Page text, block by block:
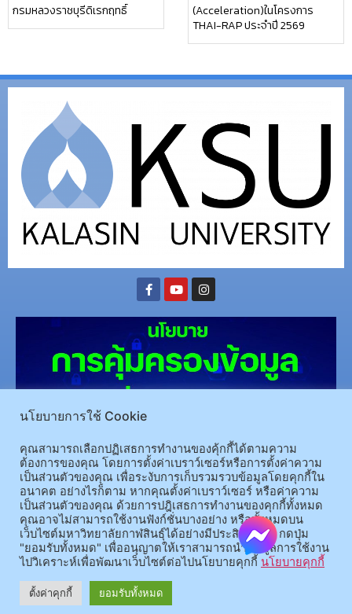
กรมหลวงราชบุรีดิเรกฤทธิ์
(Acceleration)ในโครงการ
THAI-RAP ประจำปี 2569
(อ.นามน)13 หมู่ 14 ต.สงเปลือย อ.นามน จ.กาฬสินธุ์ 46230โทรศัพท์ : 043-602-055 โทรสาร :
043-602-044
(อ.เมือง)62/1 ถ.เกษตรสมบูรณ์ ต.กาฬสินธุ์ อ.เมือง จ.กาฬสินธุ์ 46000 โทรศัพท์ 043-811128 08-
64584360 โทรสาร 043-813070
© 2025 All rights Reserved.
นโยบายการใช้ Cookie
คุณสามารถเลือกปฏิเสธการทำงานของคุ้กกี้ได้ตามความ
ต้องการของคุณ โดยการตั้งค่าเบราว์เซอร์หรือการตั้งค่าความ
เป็นส่วนตัวของคุณ เพื่อระงับการเก็บรวมรวบข้อมูลโดยคุกกี้ใน
อนาคต อย่างไรก็ตาม หากคุณตั้งค่าเบราว์เซอร์ หรือค่าความ
เป็นส่วนตัวของคุณ ด้วยการปฎิเสธการทำงานของคุกกี้ทั้งหมด
คุณอาจไม่สามารถใช้งานฟังก์ชั่นบางอย่าง หรือทั้งหมดบน
เว็บไซต์มหาวิทยาลัยกาฬสินธุ์ได้อย่างมีประสิทธิภาพ กดปุ่ม
"ยอมรับทั้งหมด" เพื่ออนุญาตให้เราสามารถนำข้อมูลการใช้งาน
ไปวิเคราะห์เพื่อพัฒนาเว็บไซต์ต่อไปนโยบายคุกกี้ นโยบายคุกกี้
ตั้งค่าคุกกี้ ยอมรับทั้งหมด